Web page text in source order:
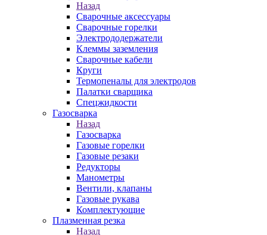
Назад
Сварочные аксессуары
Сварочные горелки
Электрододержатели
Клеммы заземления
Сварочные кабели
Круги
Термопеналы для электродов
Палатки сварщика
Спецжидкости
Газосварка
Назад
Газосварка
Газовые горелки
Газовые резаки
Редукторы
Манометры
Вентили, клапаны
Газовые рукава
Комплектующие
Плазменная резка
Назад